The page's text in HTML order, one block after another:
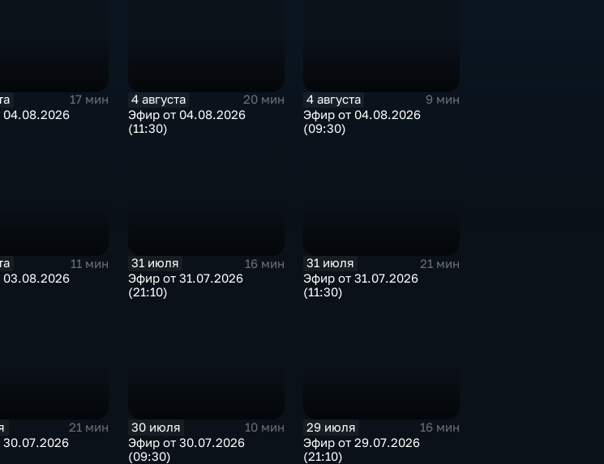
17 мин
04.08.2026
4 августа
20 мин
Эфир от 04.08.2026
(11:30)
4 августа
9 мин
Эфир от 04.08.2026
(09:30)
11 мин
03.08.2026
31 июля
16 мин
Эфир от 31.07.2026
(21:10)
31 июля
21 мин
Эфир от 31.07.2026
(11:30)
21 мин
30.07.2026
30 июля
10 мин
Эфир от 30.07.2026
(09:30)
29 июля
16 мин
Эфир от 29.07.2026
(21:10)